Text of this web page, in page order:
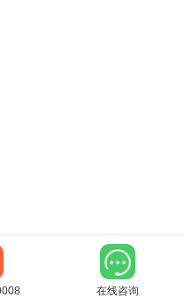
在线咨询